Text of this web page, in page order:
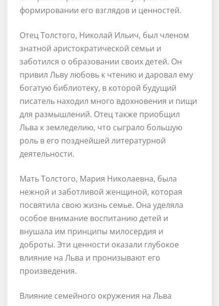
формировании его взглядов и ценностей.
Отец Толстого, Николай Ильич, был членом
знатной аристократической семьи и
заботился о образовании своих детей. Он
привил Льву любовь к чтению и даровал ему
богатую библиотеку, в которой будущий
писатель находил много вдохновения и пищи
для размышлений. Отец также приобщил
Льва к земледелию, что сыграло большую
роль в его позднейшей литературной
деятельности.
Мать Толстого, Мария Николаевна, была
нежной и заботливой женщиной, которая
посвятила свою жизнь семье. Она уделяла
особое внимание воспитанию детей и
внушала им принципы милосердия и
доброты. Эти ценности оказали глубокое
влияние на Льва и пронизывают его
произведения.
Влияние семейного окружения на Льва